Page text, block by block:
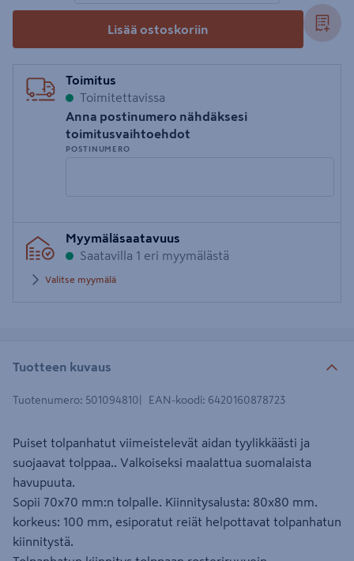
Lisää ostoskoriin
Toimitus
Toimitettavissa
Anna postinumero nähdäksesi
toimitusvaihtoehdot
POSTINUMERO
postinumero
Myymäläsaatavuus
Saatavilla 1 eri myymälästä
Valitse myymälä
Tuotteen kuvaus
Tuotenumero: 501094810 EAN-koodi: 6420160878723
Puiset tolpanhatut viimeistelevät aidan tyylikkäästi ja
suojaavat tolppaa.. Valkoiseksi maalattua suomalaista
havupuuta.
Sopii 70x70 mm:n tolpalle. Kiinnitysalusta: 80x80 mm.
korkeus: 100 mm, esiporatut reiät helpottavat tolpanhatun
kiinnitystä.